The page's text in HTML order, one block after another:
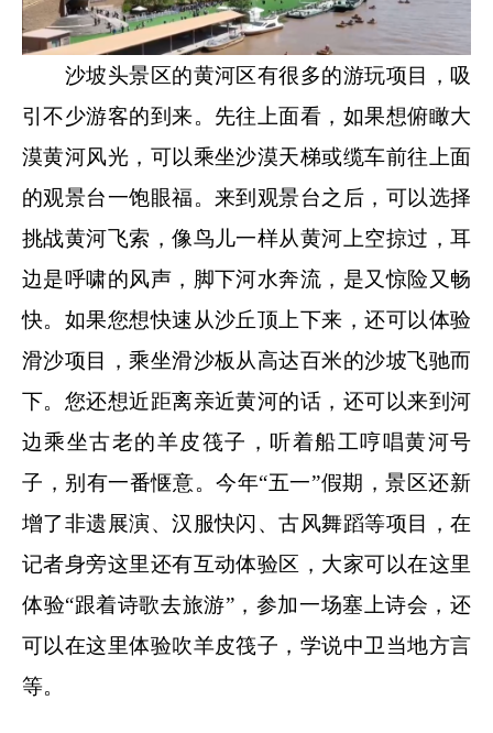
沙坡头景区的黄河区有很多的游玩项目，吸
引不少游客的到来。先往上面看，如果想俯瞰大
漠黄河风光，可以乘坐沙漠天梯或缆车前往上面
的观景台一饱眼福。来到观景台之后，可以选择
挑战黄河飞索，像鸟儿一样从黄河上空掠过，耳
边是呼啸的风声，脚下河水奔流，是又惊险又畅
快。如果您想快速从沙丘顶上下来，还可以体验
滑沙项目，乘坐滑沙板从高达百米的沙坡飞驰而
下。您还想近距离亲近黄河的话，还可以来到河
边乘坐古老的羊皮筏子，听着船工哼唱黄河号
子，别有一番惬意。今年“五一”假期，景区还新
增了非遗展演、汉服快闪、古风舞蹈等项目，在
记者身旁这里还有互动体验区，大家可以在这里
体验“跟着诗歌去旅游”，参加一场塞上诗会，还
可以在这里体验吹羊皮筏子，学说中卫当地方言
等。